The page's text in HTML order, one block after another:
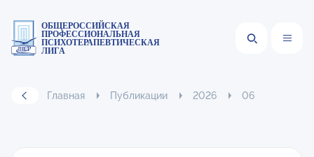
ОБЩЕРОССИЙСКАЯ
ПРОФЕССИОНАЛЬНАЯ
ПСИХОТЕРАПЕВТИЧЕСКАЯ
ЛИГА
Главная Публикации 2026 06